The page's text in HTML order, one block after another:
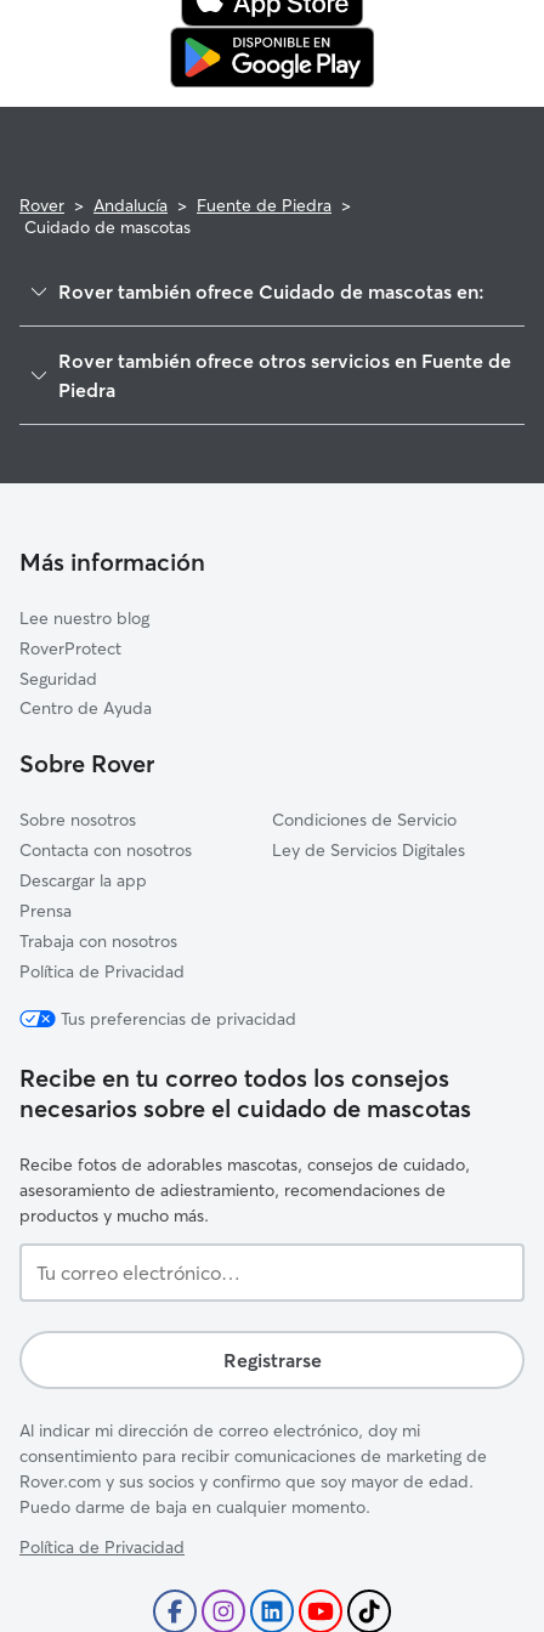
Rover > Andalucía > Fuente de Piedra >
Cuidado de mascotas
Rover también ofrece Cuidado de mascotas en:
Humilladero
Estepa
Campillos
Palenciana
Badolatosa
Rover también ofrece otros servicios en Fuente de
Piedra
Cuidadores de Gatos en Fuente de Piedra
Más información
Lee nuestro blog
RoverProtect
Seguridad
Centro de Ayuda
Sobre Rover
Sobre nosotros
Contacta con nosotros
Descargar la app
Prensa
Trabaja con nosotros
Política de Privacidad
Condiciones de Servicio
Ley de Servicios Digitales
Tus preferencias de privacidad
Recibe en tu correo todos los consejos
necesarios sobre el cuidado de mascotas
Recibe fotos de adorables mascotas, consejos de cuidado,
asesoramiento de adiestramiento, recomendaciones de
productos y mucho más.
correo
Registrarse
Al indicar mi dirección de correo electrónico, doy mi
consentimiento para recibir comunicaciones de marketing de
Rover.com y sus socios y confirmo que soy mayor de edad.
Puedo darme de baja en cualquier momento.
Política de Privacidad